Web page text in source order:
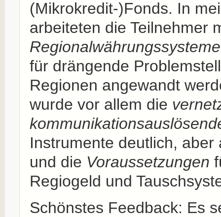
(Mikrokredit-)Fonds. In
arbeiteten die Teilnehmer
für drängende
Regionen angewandt
wurde vor allem die
Instrumente deutlich,
und die Voraussetzungen
Regiogeld und
Schönstes Feedback: Es